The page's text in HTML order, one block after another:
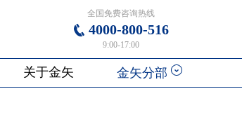
全国免费咨询热线
4000-800-516
9:00-17:00
关于金矢 金矢分部